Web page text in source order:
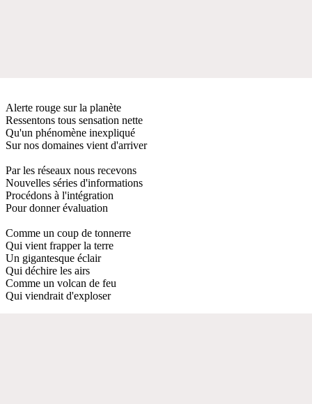
Alerte rouge sur la planète
Ressentons tous sensation nette
Qu'un phénomène inexpliqué
Sur nos domaines vient d'arriver
Par les réseaux nous recevons
Nouvelles séries d'informations
Procédons à l'intégration
Pour donner évaluation
Comme un coup de tonnerre
Qui vient frapper la terre
Un gigantesque éclair
Qui déchire les airs
Comme un volcan de feu
Qui viendrait d'exploser